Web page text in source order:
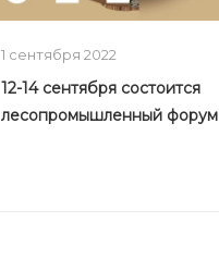
1 сентября 2022
12-14 сентября состоится
лесопромышленный форум